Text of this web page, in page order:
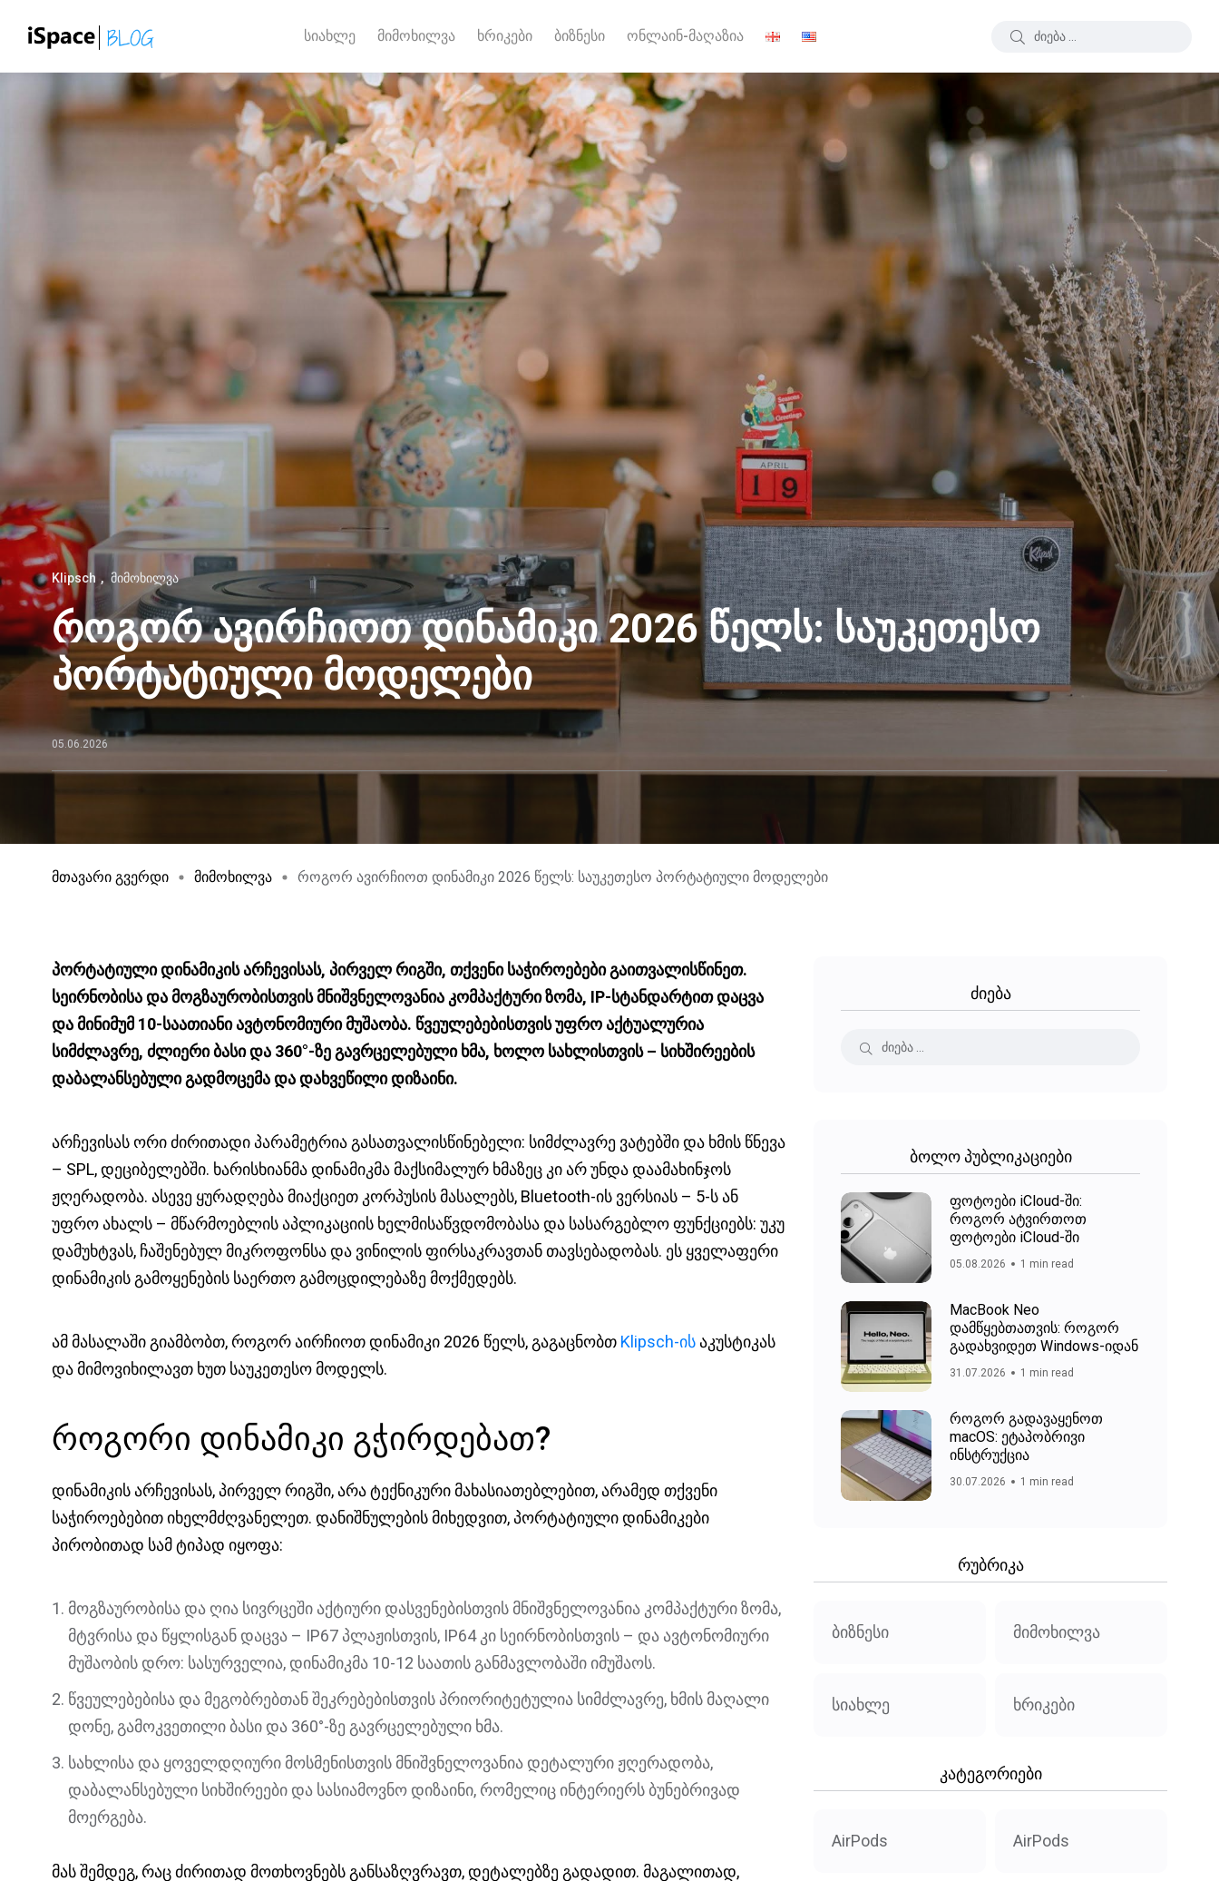
სიახლე მიმოხილვა ხრიკები ბიზნესი ონლაინ-მაღაზია
Klipsch მიმოხილვა
როგორ ავირჩიოთ დინამიკი 2026 წელს: საუკეთესო
პორტატიული მოდელები
05.06.2026
მთავარი გვერდი მიმოხილვა როგორ ავირჩიოთ დინამიკი 2026 წელს: საუკეთესო პორტატიული მოდელები
პორტატიული დინამიკის არჩევისას, პირველ რიგში, თქვენი საჭიროებები გაითვალისწინეთ.
სეირნობისა და მოგზაურობისთვის მნიშვნელოვანია კომპაქტური ზომა, IP-სტანდარტით დაცვა
და მინიმუმ 10-საათიანი ავტონომიური მუშაობა. წვეულებებისთვის უფრო აქტუალურია
სიმძლავრე, ძლიერი ბასი და 360°-ზე გავრცელებული ხმა, ხოლო სახლისთვის – სიხშირეების
დაბალანსებული გადმოცემა და დახვეწილი დიზაინი.
არჩევისას ორი ძირითადი პარამეტრია გასათვალისწინებელი: სიმძლავრე ვატებში და ხმის წნევა
– SPL, დეციბელებში. ხარისხიანმა დინამიკმა მაქსიმალურ ხმაზეც კი არ უნდა დაამახინჯოს
ჟღერადობა. ასევე ყურადღება მიაქციეთ კორპუსის მასალებს, Bluetooth-ის ვერსიას – 5-ს ან
უფრო ახალს – მწარმოებლის აპლიკაციის ხელმისაწვდომობასა და სასარგებლო ფუნქციებს: უკუ
დამუხტვას, ჩაშენებულ მიკროფონსა და ვინილის ფირსაკრავთან თავსებადობას. ეს ყველაფერი
დინამიკის გამოყენების საერთო გამოცდილებაზე მოქმედებს.
ამ მასალაში გიამბობთ, როგორ აირჩიოთ დინამიკი 2026 წელს, გაგაცნობთ Klipsch-ისაკუსტიკას
და მიმოვიხილავთ ხუთ საუკეთესო მოდელს.
როგორი დინამიკი გჭირდებათ?
დინამიკის არჩევისას, პირველ რიგში, არა ტექნიკური მახასიათებლებით, არამედ თქვენი
საჭიროებებით იხელმძღვანელეთ. დანიშნულების მიხედვით, პორტატიული დინამიკები
პირობითად სამ ტიპად იყოფა:
მოგზაურობისა და ღია სივრცეში აქტიური დასვენებისთვის მნიშვნელოვანია კომპაქტური ზომა,
მტვრისა და წყლისგან დაცვა – IP67 პლაჟისთვის, IP64 კი სეირნობისთვის – და ავტონომიური
მუშაობის დრო: სასურველია, დინამიკმა 10-12 საათის განმავლობაში იმუშაოს.
წვეულებებისა და მეგობრებთან შეკრებებისთვის პრიორიტეტულია სიმძლავრე, ხმის მაღალი
დონე, გამოკვეთილი ბასი და 360°-ზე გავრცელებული ხმა.
სახლისა და ყოველდღიური მოსმენისთვის მნიშვნელოვანია დეტალური ჟღერადობა,
დაბალანსებული სიხშირეები და სასიამოვნო დიზაინი, რომელიც ინტერიერს ბუნებრივად
მოერგება.
მას შემდეგ, რაც ძირითად მოთხოვნებს განსაზღვრავთ, დეტალებზე გადადით. მაგალითად,
ძიება
ბოლო პუბლიკაციები
ფოტოები iCloud-ში:
როგორ ატვირთოთ
ფოტოები iCloud-ში
05.08.2026 1 min read
MacBook Neo
დამწყებთათვის: როგორ
გადახვიდეთ Windows-იდან
31.07.2026 1 min read
როგორ გადავაყენოთ
macOS: ეტაპობრივი
ინსტრუქცია
30.07.2026 1 min read
რუბრიკა
ბიზნესი მიმოხილვა
სიახლე ხრიკები
კატეგორიები
AirPods AirPods